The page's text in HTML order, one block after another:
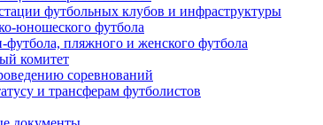
футбольных клубов и инфраструктуры
юношеского футбола
пляжного и женского футбола
комитет
соревнований
и трансферам футболистов